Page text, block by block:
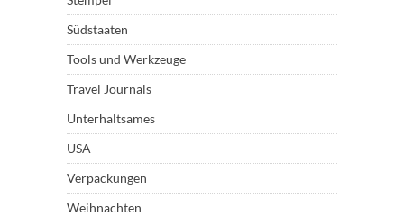
Südstaaten
Tools und Werkzeuge
Travel Journals
Unterhaltsames
USA
Verpackungen
Weihnachten